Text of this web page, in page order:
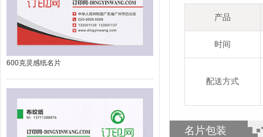
600克灵感纸名片
产品
时间
配送方式
名片包装